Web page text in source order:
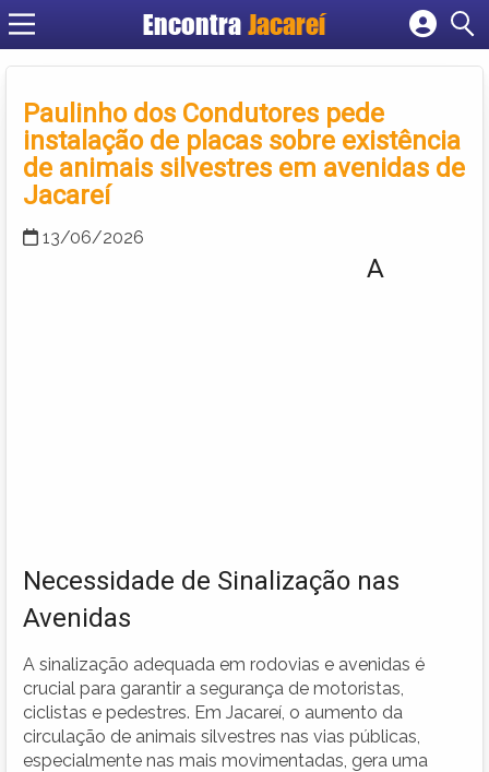
Encontra Jacareí
Cadastrar empresa
Criar conta
Paulinho dos Condutores pede
instalação de placas sobre existência
de animais silvestres em avenidas de
Jacareí
13/06/2026
A
Necessidade de Sinalização nas
Avenidas
A sinalização adequada em rodovias e avenidas é
crucial para garantir a segurança de motoristas,
ciclistas e pedestres. Em Jacareí, o aumento da
circulação de animais silvestres nas vias públicas,
especialmente nas mais movimentadas, gera uma